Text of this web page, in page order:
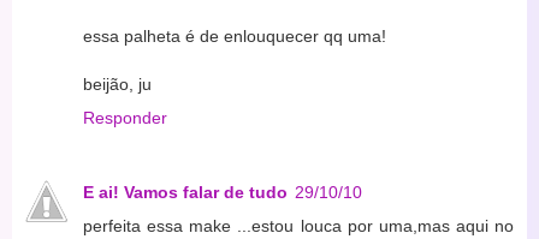
essa palheta é de enlouquecer qq uma!
beijão, ju
Responder
E ai! Vamos falar de tudo 29/10/10
perfeita essa make ...estou louca por uma,mas aqui no